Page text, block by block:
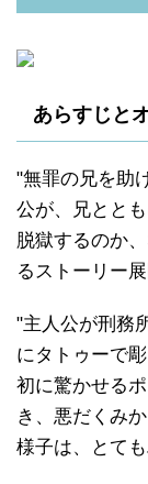
あらすじと
"無罪の兄を助
公が、兄とと
脱獄するのか
るストーリー
"主人公が刑務
にタトゥーで
初に驚かせる
き、悪だくみ
様子は、とて